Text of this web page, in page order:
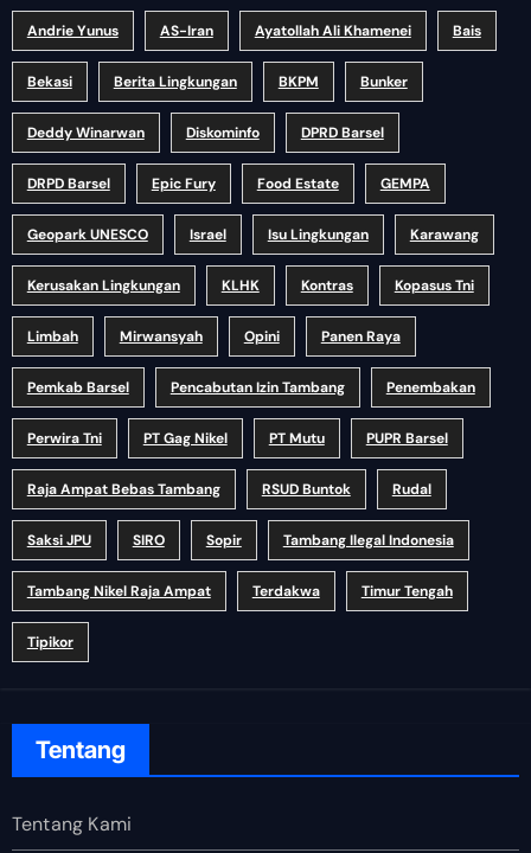
Andrie Yunus AS-Iran Ayatollah Ali Khamenei Bais
Bekasi Berita Lingkungan BKPM Bunker
Deddy Winarwan Diskominfo DPRD Barsel
DRPD Barsel Epic Fury Food Estate GEMPA
Geopark UNESCO Israel Isu Lingkungan Karawang
Kerusakan Lingkungan KLHK Kontras Kopasus Tni
Limbah Mirwansyah Opini Panen Raya
Pemkab Barsel Pencabutan Izin Tambang Penembakan
Perwira Tni PT Gag Nikel PT Mutu PUPR Barsel
Raja Ampat Bebas Tambang RSUD Buntok Rudal
Saksi JPU SIRO Sopir Tambang Ilegal Indonesia
Tambang Nikel Raja Ampat Terdakwa Timur Tengah
Tipikor
Tentang
Tentang Kami